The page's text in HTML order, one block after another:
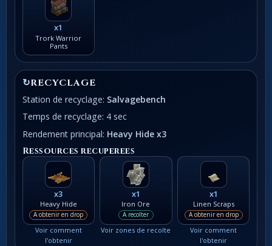
x1
Trork Warrior
Pants
↻RECYCLAGE
Station de recyclage: Salvagebench
Temps de recyclage: 4 sec
Rendement principal: Heavy Hide x3
Ressources recuperees
x3
Heavy Hide
A obtenir en drop
Voir comment
l'obtenir
x1
Iron Ore
A recolter
Voir zones de recolte
x1
Linen Scraps
A obtenir en drop
Voir comment
l'obtenir